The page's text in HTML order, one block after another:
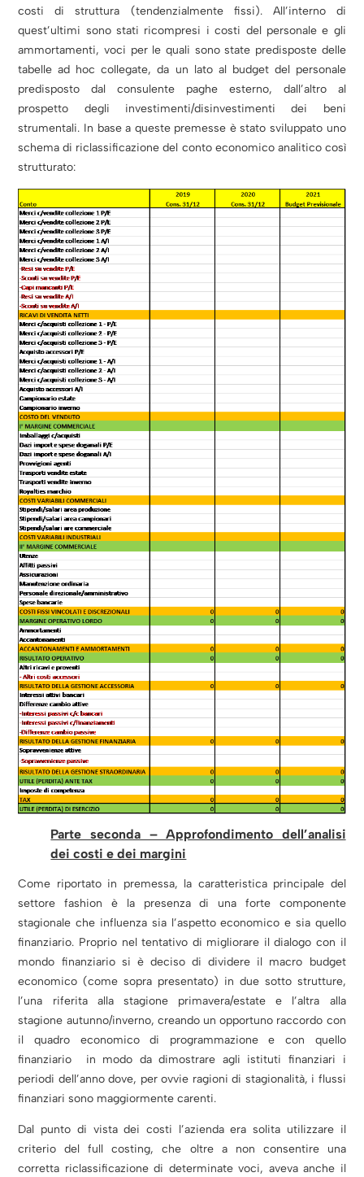
costi di struttura (tendenzialmente fissi). All’interno di
quest’ultimi sono stati ricompresi i costi del personale e gli
ammortamenti, voci per le quali sono state predisposte delle
tabelle ad hoc collegate, da un lato al budget del personale
predisposto dal consulente paghe esterno, dall’altro al
prospetto degli investimenti/disinvestimenti dei beni
strumentali. In base a queste premesse è stato sviluppato uno
schema di riclassificazione del conto economico analitico così
strutturato:
Parte seconda – Approfondimento dell’analisi
dei costi e dei margini
Come riportato in premessa, la caratteristica principale del
settore fashion è la presenza di una forte componente
stagionale che influenza sia l’aspetto economico e sia quello
finanziario. Proprio nel tentativo di migliorare il dialogo con il
mondo finanziario si è deciso di dividere il macro budget
economico (come sopra presentato) in due sotto strutture,
l’una riferita alla stagione primavera/estate e l’altra alla
stagione autunno/inverno, creando un opportuno raccordo con
il quadro economico di programmazione e con quello
finanziario in modo da dimostrare agli istituti finanziari i
periodi dell’anno dove, per ovvie ragioni di stagionalità, i flussi
finanziari sono maggiormente carenti.
Dal punto di vista dei costi l’azienda era solita utilizzare il
criterio del full costing, che oltre a non consentire una
corretta riclassificazione di determinate voci, aveva anche il